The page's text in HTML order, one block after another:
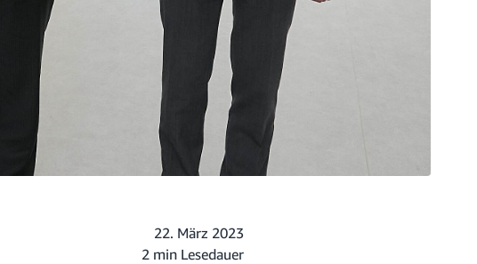
22. März 2023
2 min Lesedauer